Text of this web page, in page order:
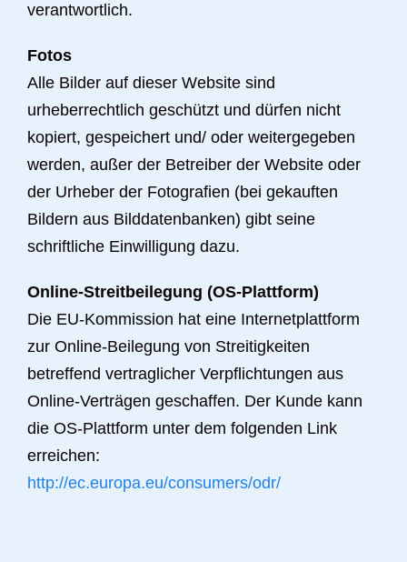
verantwortlich.
Fotos
Alle Bilder auf dieser Website sind
urheberrechtlich geschützt und dürfen nicht
kopiert, gespeichert und/ oder weitergegeben
werden, außer der Betreiber der Website oder
der Urheber der Fotografien (bei gekauften
Bildern aus Bilddatenbanken) gibt seine
schriftliche Einwilligung dazu.
Online-Streitbeilegung (OS-Plattform)
Die EU-Kommission hat eine Internetplattform
zur Online-Beilegung von Streitigkeiten
betreffend vertraglicher Verpflichtungen aus
Online-Verträgen geschaffen. Der Kunde kann
die OS-Plattform unter dem folgenden Link
erreichen:
http://ec.europa.eu/consumers/odr/